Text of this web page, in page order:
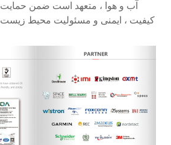
آب و هوا ، متعهد است ضمن حمایت
کیفیت ، ایمنی و مسئولیت محیط زیست ،